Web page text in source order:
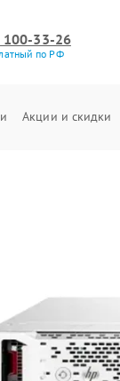
100-33-26
по РФ
Акции и скидки